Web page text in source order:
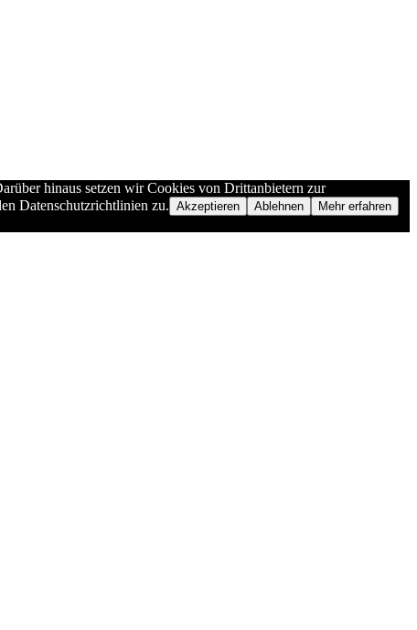
hinaus setzen wir Cookies von Drittanbietern zur
Datenschutzrichtlinien zu. Akzeptieren Ablehnen Mehr erfahren